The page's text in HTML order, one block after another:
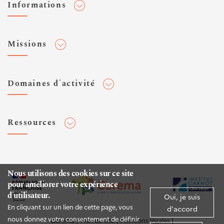
Nous utilisons des cookies sur ce site
pour améliorer votre expérience
d'utilisateur.
En cliquant sur un lien de cette page, vous
nous donnez votre consentement de définir
Oui, je suis
d'accord
Informations
Flux RSS
Veilles et newsletters
Expertises Territoires
Espace presse
Missions
Normalisation
Domaines d'activité
Infrastructures de transport
Environnement et risques
Mer et littoral
Ressources
Rapports d'étude
Publications HAL
Documentation routière (DTRF)
Logiciels & appsCerema Plan du site Mentions légales